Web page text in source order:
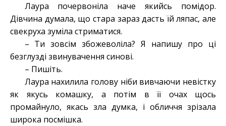
Лаура почервоніла наче якийсь помідор.
Дівчина думала, що стара зараз дасть їй ляпас, але
свекруха зуміла стриматися.
– Ти зовсім збожеволіла? Я напишу про ці
безглузді звинувачення синові.
– Пишіть.
Лаура нахилила голову ніби вивчаючи невістку
як якусь комашку, а потім в її очах щось
промайнуло, якась зла думка, і обличчя зрізала
широка посмішка.